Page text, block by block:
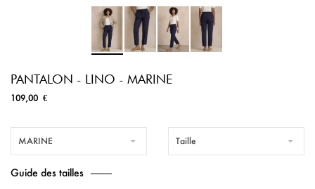
PANTALON - LINO - MARINE
109,00 €
MARINE Taille
Guide des tailles